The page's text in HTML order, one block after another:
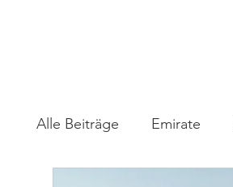
Alle Beiträge Emirate